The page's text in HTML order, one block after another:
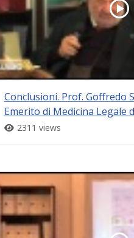
Conclusioni. Prof. Goffredo
Emerito di Medicina Legale
2311 views